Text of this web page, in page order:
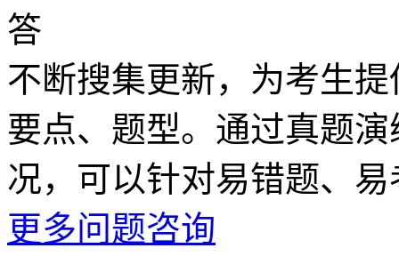
答
不断搜集更新，为考生
要点、题型。通过真题
况，可以针对易错题、
更多问题咨询